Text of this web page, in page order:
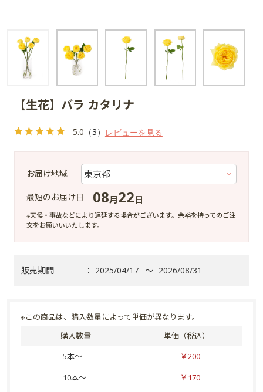
【生花】バラ カタリナ
お届け地域
最短のお届け日 08月22日
※天候・事故などにより遅延する場合がございます。余裕を持ってのご注
文をお願いいいたします。
販売期間 ： 2025/04/17 ～ 2026/08/31
※この商品は、購入数量によって単価が異なります。
購入数量
単価（税込）
5本～
￥200
10本～
￥170
5.0 （3） レビューを見る